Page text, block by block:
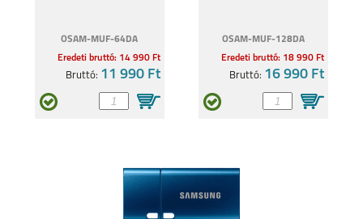
OSAM-MUF-64DA
Eredeti bruttó: 14 990 Ft
Bruttó: 11 990 Ft
OSAM-MUF-128DA
Eredeti bruttó: 18 990 Ft
Bruttó: 16 990 Ft